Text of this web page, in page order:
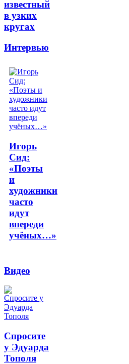
известный
в узких
кругах
Интервью
Игорь
Сид:
«Поэты
и
художники
часто
идут
впереди
учёных…»
Видео
Спросите
у Эдуарда
Тополя